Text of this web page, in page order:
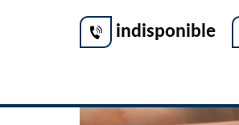
indisponible